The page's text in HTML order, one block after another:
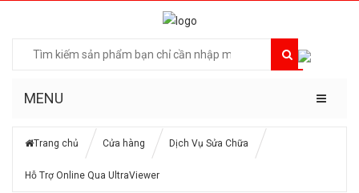
MENU
Trang chủ Cửa hàng Dịch Vụ Sửa Chữa
Hỗ Trợ Online Qua UltraViewer